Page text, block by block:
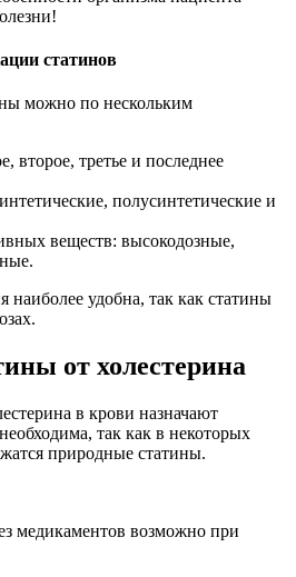
статинов
можно по нескольким
второе, третье и последнее
полусинтетические и
веществ: высокодозные,
наиболее удобна, так как статины
от холестерина
в крови назначают
так как в некоторых
природные статины.
медикаментов возможно при